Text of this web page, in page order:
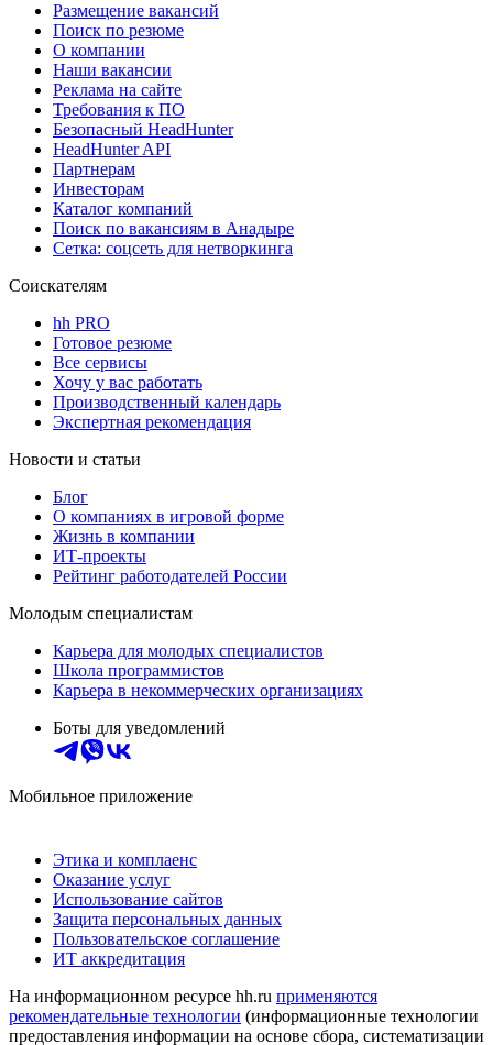
Размещение вакансий
Поиск по резюме
О компании
Наши вакансии
Реклама на сайте
Требования к ПО
Безопасный HeadHunter
HeadHunter API
Партнерам
Инвесторам
Каталог компаний
Поиск по вакансиям в Анадыре
Сетка: соцсеть для нетворкинга
Соискателям
hh PRO
Готовое резюме
Все сервисы
Хочу у вас работать
Производственный календарь
Экспертная рекомендация
Новости и статьи
Блог
О компаниях в игровой форме
Жизнь в компании
ИТ-проекты
Рейтинг работодателей России
Молодым специалистам
Карьера для молодых специалистов
Школа программистов
Карьера в некоммерческих организациях
Боты для уведомлений
Мобильное приложение
Этика и комплаенс
Оказание услуг
Использование сайтов
Защита персональных данных
Пользовательское соглашение
ИТ аккредитация
На информационном ресурсе hh.ru применяются
рекомендательные технологии (информационные технологии
предоставления информации на основе сбора, систематизации